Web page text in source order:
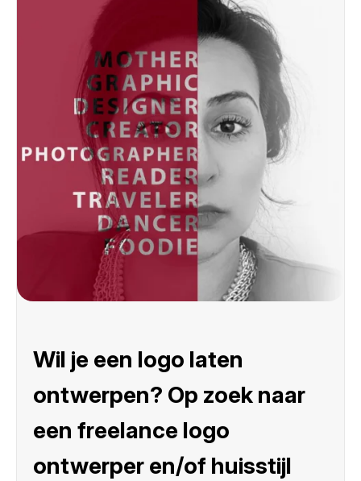
Wil je een logo laten
ontwerpen? Op zoek naar
een freelance logo
ontwerper en/of huisstijl